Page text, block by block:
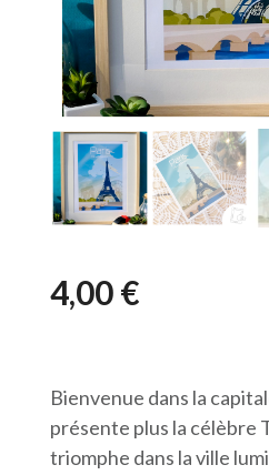
4,00€
Bienvenue dans la
présente plus la célèbre
triomphe dans la ville